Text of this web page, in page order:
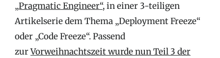
„Pragmatic Engineer“, in einer 3-teiligen
Artikelserie dem Thema „Deployment Freeze“
oder „Code Freeze“. Passend
zurVorweihnachtszeit wurde nun Teil 3 der